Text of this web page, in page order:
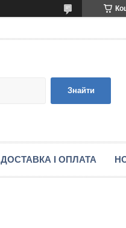
Знайти
ДОСТАВКА І ОПЛАТА